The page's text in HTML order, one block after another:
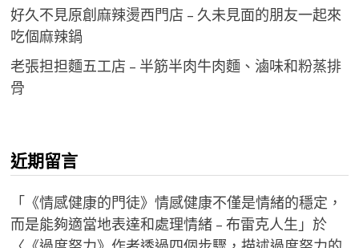
好久不見原創麻辣燙西門店 – 久未見面的朋友一起來
吃個麻辣鍋
老張担担麵五工店 – 半筋半肉牛肉麵、滷味和粉蒸排
骨
近期留言
「 《情感健康的門徒》情感健康不僅是情緒的穩定，
而是能夠適當地表達和處理情緒 – 布雷克人生 」於